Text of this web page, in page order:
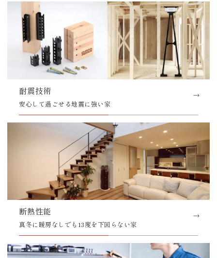
耐震技術
安心して過ごせる地震に強い家
断熱性能
真冬に暖房なしでも13度を下回らない家